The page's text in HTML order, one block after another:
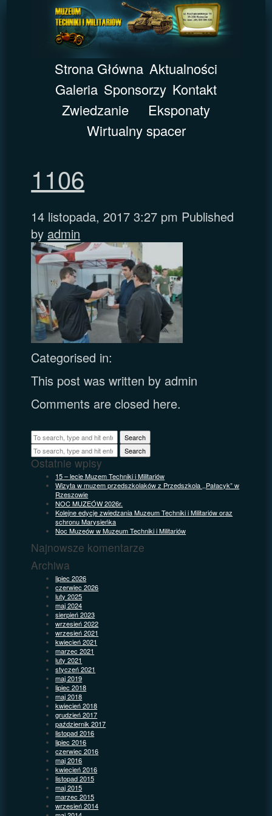
Strona Główna Aktualności
Galeria Sponsorzy Kontakt
Zwiedzanie
Eksponaty
Wirtualny spacer
1106
14 listopada, 2017 3:27 pm Published
by admin
Categorised in:
This post was written by admin
Comments are closed here.
Search
Search
Ostatnie wpisy
15 – lecie Muzem Techniki i Militariów
Wizyta w muzem przedszkolaków z Przedszkola ,,Pałacyk” w
Rzeszowie
NOC MUZEÓW 2026r.
Kolejne edycje zwiedzania Muzeum Techniki i Militariów oraz
schronu Marysieńka
Noc Muzeów w Muzeum Techniki i Militariów
Najnowsze komentarze
Archiwa
lipiec 2026
czerwiec 2026
luty 2025
maj 2024
sierpień 2023
wrzesień 2022
wrzesień 2021
kwiecień 2021
marzec 2021
luty 2021
styczeń 2021
maj 2019
lipiec 2018
maj 2018
kwiecień 2018
grudzień 2017
październik 2017
listopad 2016
lipiec 2016
czerwiec 2016
maj 2016
kwiecień 2016
listopad 2015
maj 2015
marzec 2015
wrzesień 2014